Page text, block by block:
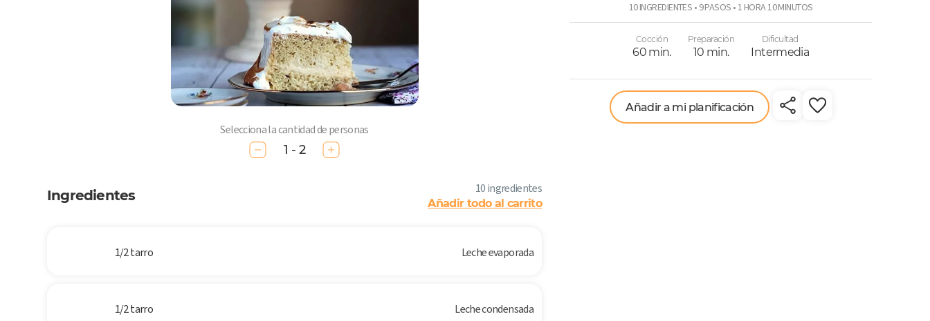
10 INGREDIENTES • 9 PASOS • 1 HORA 10 MINUTOS
Cocción
60 min.
Preparación
10 min.
Dificultad
Intermedia
Añadir a mi planificación
Selecciona la cantidad de personas
1 - 2
Ingredientes 10 ingredientes
Añadir todo al carrito
1/2 tarro Leche evaporada
1/2 tarro Leche condensada